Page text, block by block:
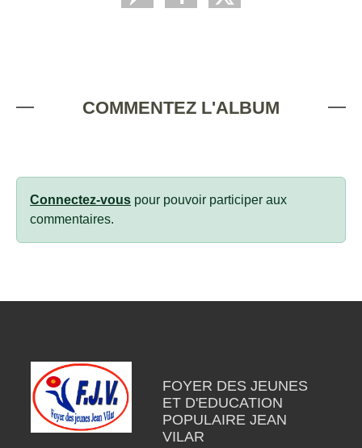
COMMENTEZ L'ALBUM
Connectez-vous pour pouvoir participer aux
commentaires.
FOYER DES JEUNES
ET D'EDUCATION
POPULAIRE JEAN
VILAR